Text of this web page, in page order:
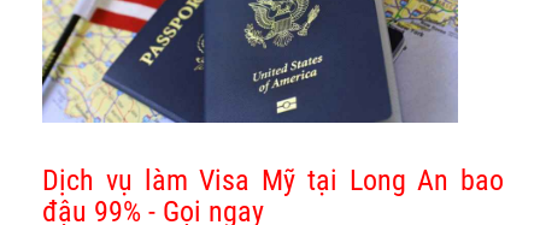
Dịch vụ làm Visa Mỹ tại Long An bao
đậu 99% - Gọi ngay